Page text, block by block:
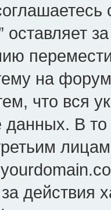
оставляет
на
что вся
данных. В
действия